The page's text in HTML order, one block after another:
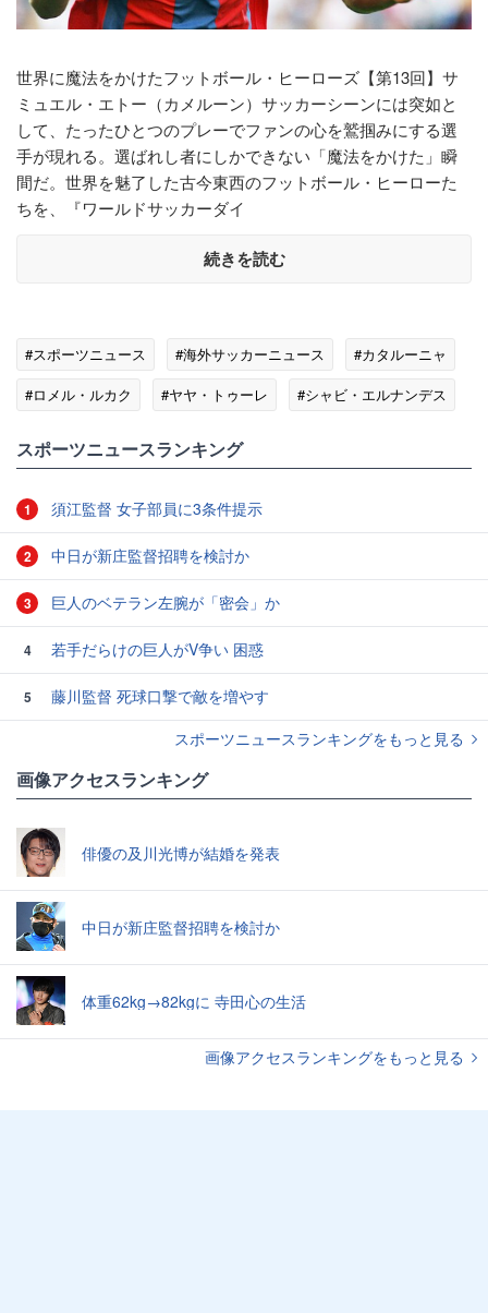
世界に魔法をかけたフットボール・ヒーローズ【第13回】サ
ミュエル・エトー（カメルーン）サッカーシーンには突如と
して、たったひとつのプレーでファンの心を鷲掴みにする選
手が現れる。選ばれし者にしかできない「魔法をかけた」瞬
間だ。世界を魅了した古今東西のフットボール・ヒーローた
ちを、『ワールドサッカーダイ
続きを読む
#スポーツニュース #海外サッカーニュース
#カタルーニャ
#ロメル・ルカク
#ヤヤ・トゥーレ
#シャビ・エルナンデス
スポーツニュースランキング
1 須江監督 女子部員に3条件提示
2 中日が新庄監督招聘を検討か
3 巨人のベテラン左腕が「密会」か
4 若手だらけの巨人がV争い 困惑
5
藤川監督 死球口撃で敵を増やす
スポーツニュースランキングをもっと見る
画像アクセスランキング
俳優の及川光博が結婚を発表
中日が新庄監督招聘を検討か
体重62kg→82kgに 寺田心の生活
画像アクセスランキングをもっと見る